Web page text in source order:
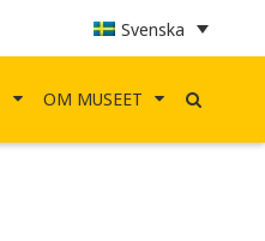
Svenska
OM MUSEET